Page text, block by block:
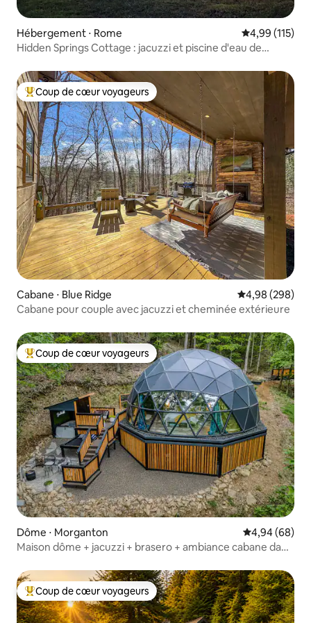
Hébergement ⋅ Rome Évaluation
4,99 (115)
Hidden Springs Cottage : jacuzzi et piscine d'eau de
Coups de cœur voyageurs les plus appréciés
Coup de cœur voyageurs
Cabane ⋅ Blue Ridge Évaluation
4,98 (298)
Cabane pour couple avec jacuzzi et cheminée extérieure
Coups de cœur voyageurs les plus appréciés
Coup de cœur voyageurs
Dôme ⋅ Morganton Évaluation
4,94 (68)
Maison dôme + jacuzzi + brasero + ambiance cabane dans
Coups de cœur voyageurs les plus appréciés
Coup de cœur voyageurs